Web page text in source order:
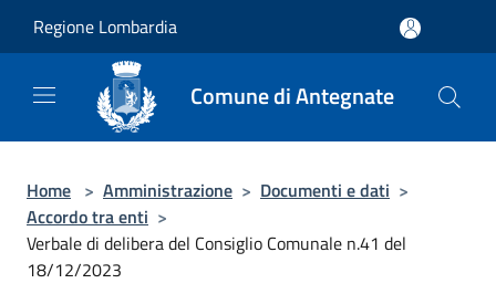
Regione Lombardia
Comune di Antegnate
Home > Amministrazione > Documenti e dati >
Accordo tra enti >
Verbale di delibera del Consiglio Comunale n.41 del
18/12/2023